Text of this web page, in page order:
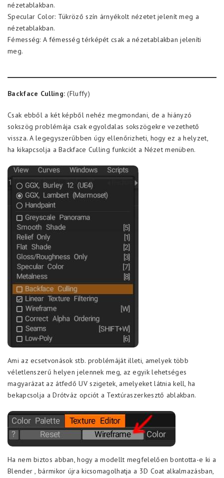
nézetablakban.
Specular Color: Tükröző szín árnyékolt nézetet jelenít meg a
nézetablakban.
Fémesség: A fémesség térképét csak a nézetablakban jeleníti
meg.
Backface Culling: (Fluffy)
Csak ebből a két képből nehéz megmondani, de a hiányzó
sokszög problémája csak egyoldalas sokszögekre vezethető
vissza. A legegyszerűbben úgy ellenőrizheti, hogy ez a helyzet,
ha kikapcsolja a Backface Culling funkciót a Nézet menüben.
Ami az ecsetvonások stb. problémáját illeti, amelyek több
véletlenszerű helyen jelennek meg, az egyik lehetséges
magyarázat az átfedő UV szigetek, amelyeket látnia kell, ha
bekapcsolja a Drótváz opciót a Textúraszerkesztő ablakban.
Ha nem biztos abban, hogy a modellt megfelelően bontotta-e ki a
Blender , bármikor újra kicsomagolhatja a 3D Coat alkalmazásban,